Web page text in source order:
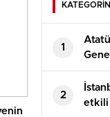
1
2
etkili